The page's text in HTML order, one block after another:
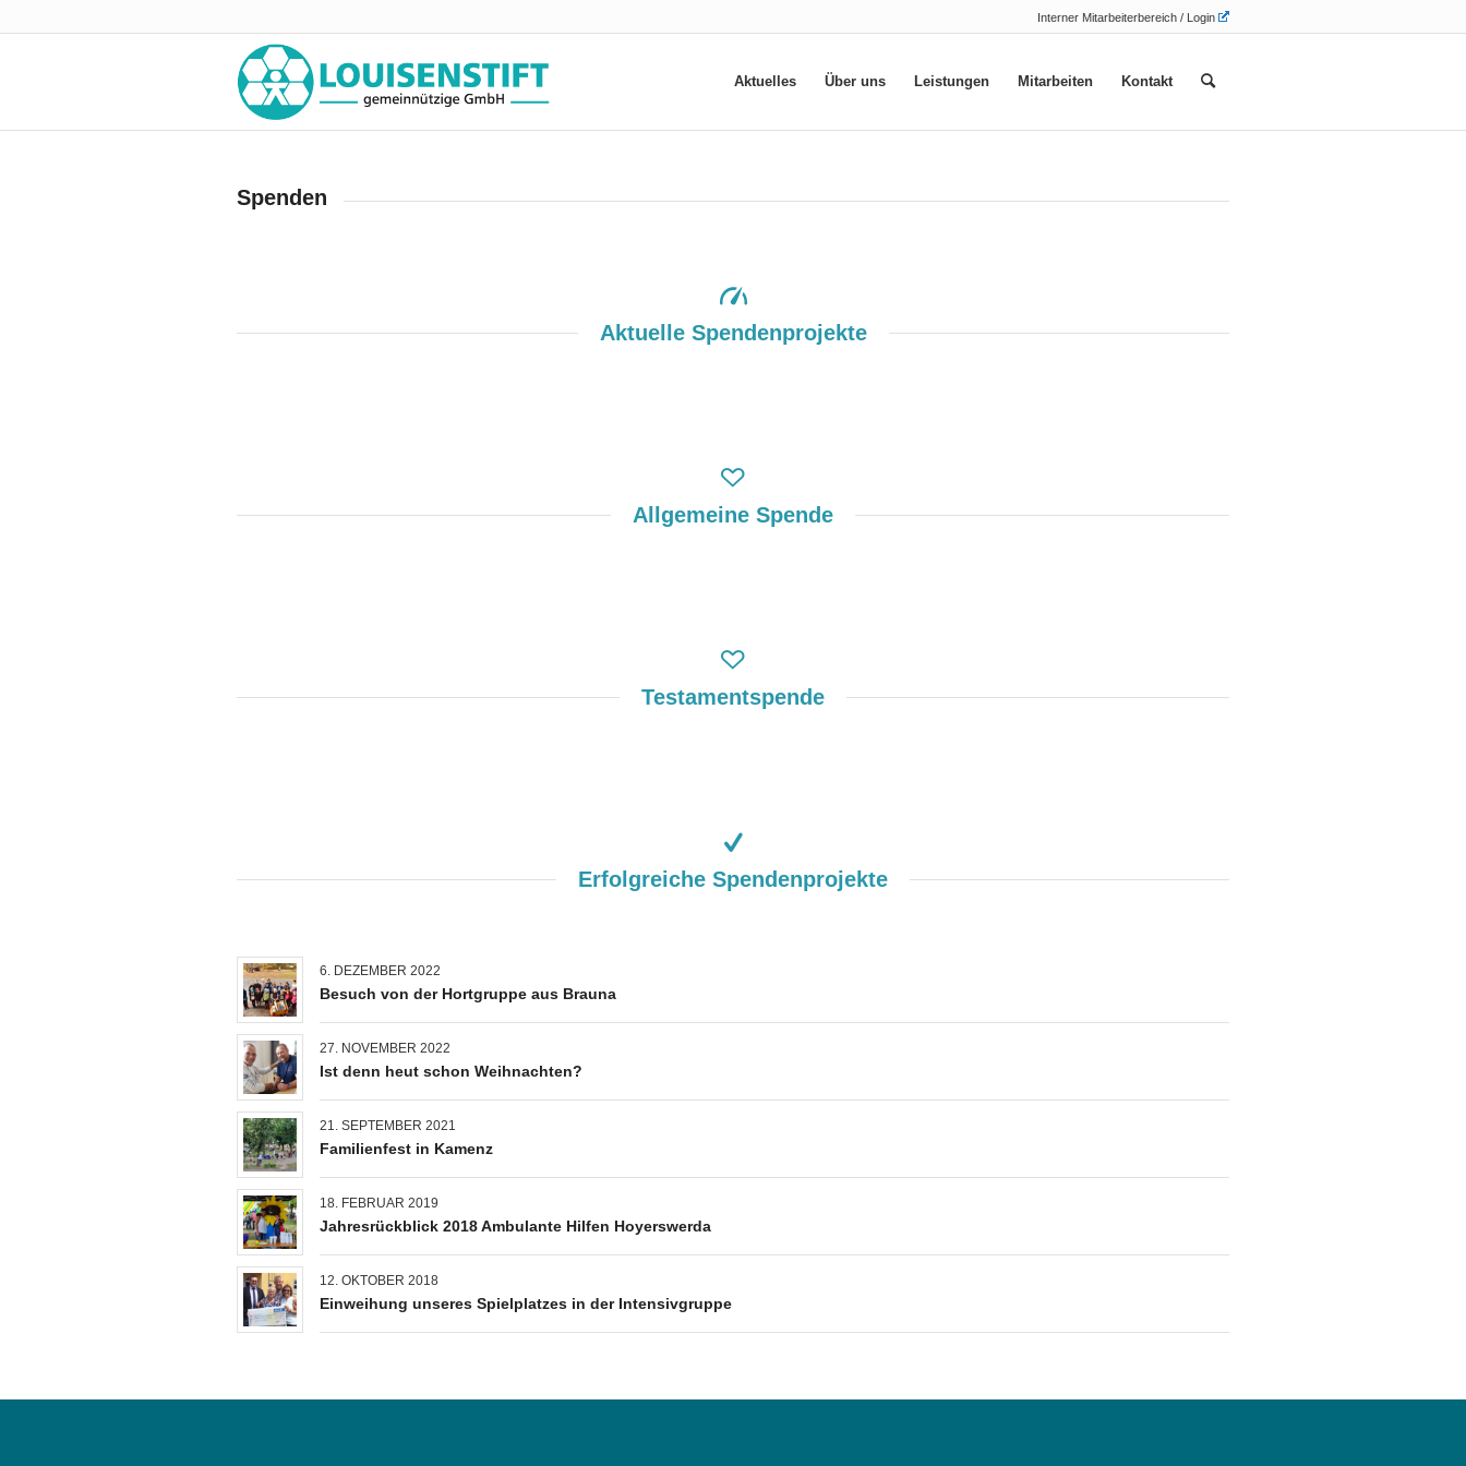
Interner Mitarbeiterbereich / Login
Aktuelles Über uns Leistungen Mitarbeiten Kontakt
Spenden
Aktuelle Spendenprojekte
Allgemeine Spende
Testamentspende
Erfolgreiche Spendenprojekte
6. DEZEMBER 2022
Besuch von der Hortgruppe aus Brauna
27. NOVEMBER 2022
Ist denn heut schon Weihnachten?
21. SEPTEMBER 2021
Familienfest in Kamenz
18. FEBRUAR 2019
Jahresrückblick 2018 Ambulante Hilfen Hoyerswerda
12. OKTOBER 2018
Einweihung unseres Spielplatzes in der Intensivgruppe